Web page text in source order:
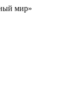
мир»